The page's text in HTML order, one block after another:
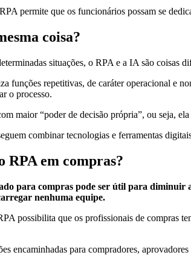
permite que os funcionários possam se
coisa?
situações, o RPA e a IA são coisas
funções repetitivas, de caráter operacional e
o processo.
maior “poder de decisão própria”, ou seja,
combinar tecnologias e ferramentas
RPA em compras?
para compras pode ser útil para diminuir
nenhuma equipe.
possibilita que os profissionais de compras
encaminhadas para compradores,